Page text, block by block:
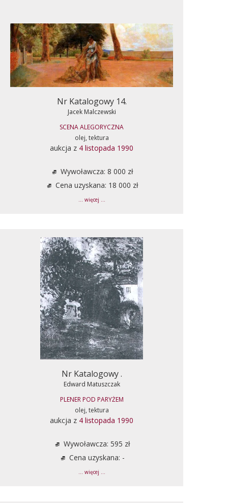
Nr Katalogowy 14.
Jacek Malczewski
SCENA ALEGORYCZNA
olej, tektura
aukcja z 4 listopada 1990
Wywoławcza: 8 000 zł
Cena uzyskana: 18 000 zł
... więcej ...
Nr Katalogowy .
Edward Matuszczak
PLENER POD PARYŻEM
olej, tektura
aukcja z 4 listopada 1990
Wywoławcza: 595 zł
Cena uzyskana: -
... więcej ...